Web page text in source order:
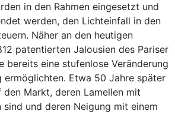
in den Rahmen eingesetzt und
werden, den Lichteinfall in den
Näher an den heutigen
patentierten Jalousien des Pariser
bereits eine stufenlose Veränderung
ermöglichten. Etwa 50 Jahre später
den Markt, deren Lamellen mit
sind und deren Neigung mit einem